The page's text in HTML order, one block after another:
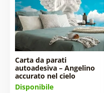
Carta da parati
autoadesiva – Angelino
accurato nel cielo
Disponibile